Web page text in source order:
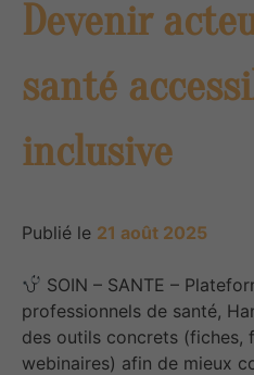
Devenir
santé
inclusive
Publié le 21 août 2025
SOIN – SANTE –
professionnels de santé,
des outils concrets (fiches,
webinaires) afin de mieux